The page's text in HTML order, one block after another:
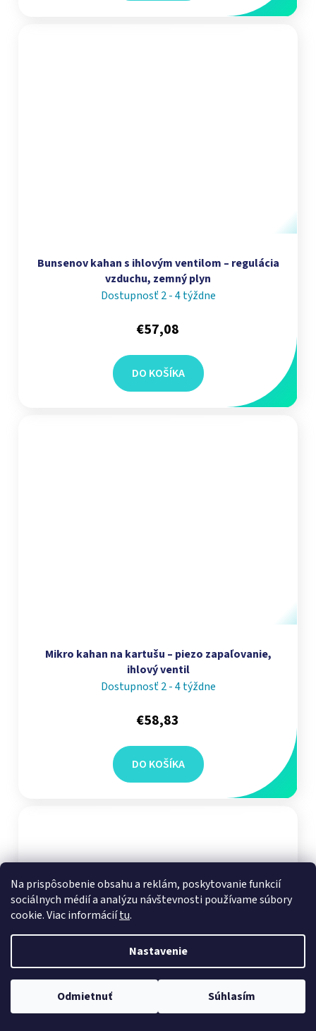
Na prispôsobenie obsahu a reklám, poskytovanie funkcií
sociálnych médií a analýzu návštevnosti používame súbory
cookie. Viac informáciítu.
Nastavenie
Odmietnuť Súhlasím
Bunsenov kahan s ihlovým ventilom – regulácia
vzduchu, zemný plyn
Dostupnosť 2 - 4 týždne
€57,08
DO KOŠÍKA
Mikro kahan na kartušu – piezo zapaľovanie,
ihlový ventil
Dostupnosť 2 - 4 týždne
€58,83
DO KOŠÍKA